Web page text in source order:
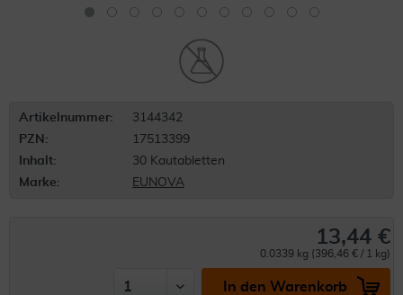
Artikelnummer:
3144342
PZN:
17513399
Inhalt:
30 Kautabletten
Marke:
EUNOVA
13,44 €
0.0339 kg (396,46 € / 1 kg)
In den Warenkorb